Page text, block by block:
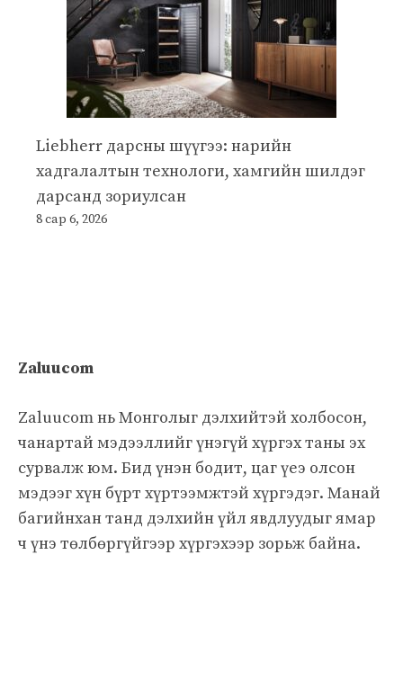
Liebherr дарсны шүүгээ: нарийн
хадгалалтын технологи, хамгийн шилдэг
дарсанд зориулсан
8 сар 6, 2026
Zaluucom
Zaluucom нь Монголыг дэлхийтэй холбосон,
чанартай мэдээллийг үнэгүй хүргэх таны эх
сурвалж юм. Бид үнэн бодит, цаг үеэ олсон
мэдээг хүн бүрт хүртээмжтэй хүргэдэг. Манай
багийнхан танд дэлхийн үйл явдлуудыг ямар
ч үнэ төлбөргүйгээр хүргэхээр зорьж байна.